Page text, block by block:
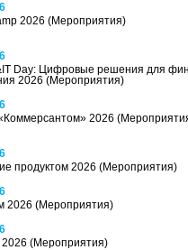
2026 (Мероприятия)
Day: Цифровые решения для
2026 (Мероприятия)
2026
продуктом 2026 (Мероприятия)
2026 (Мероприятия)
(Мероприятия)